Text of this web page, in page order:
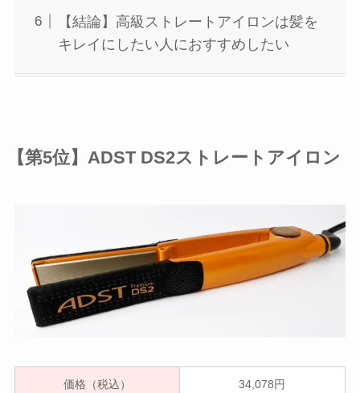
【結論】高級ストレートアイロンは髪を
キレイにしたい人におすすめしたい
【第5位】ADST DS2ストレートアイロン
価格（税込） 34,078円